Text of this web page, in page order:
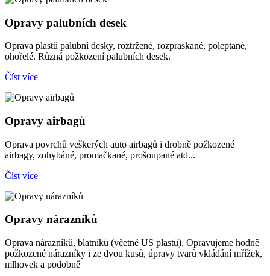
Opravy palubních desek
Oprava plastů palubní desky, roztržené, rozpraskané, poleptané,
ohořelé. Různá požkození palubních desek.
Číst více
Opravy airbagů
Oprava povrchů veškerých auto airbagů i drobně požkozené
airbagy, zohybáné, promačkané, prošoupané atd...
Číst více
Opravy nárazníků
Oprava nárazníků, blatníků (včetně US plastů). Opravujeme hodně
požkozené nárazníky i ze dvou kusů, úpravy tvarů vkládání mřížek,
mlhovek a podobně